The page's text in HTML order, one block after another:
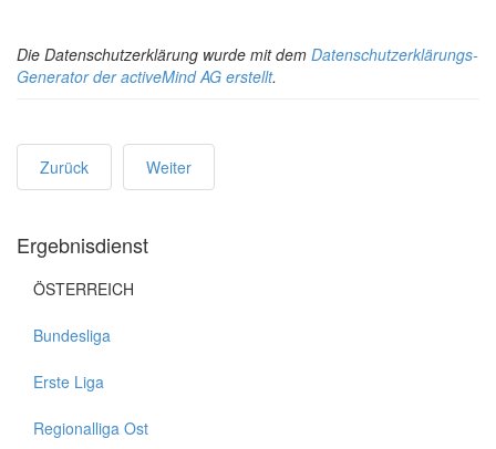
Die Datenschutzerklärung wurde mit dem Datenschutzerklärungs-
Generator der activeMind AG erstellt.
Zurück Weiter
Ergebnisdienst
ÖSTERREICH
Bundesliga
Erste Liga
Regionalliga Ost